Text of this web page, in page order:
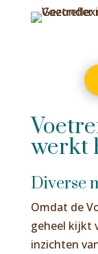
werkt
Diverse
Omdat de
geheel kijkt
inzichten